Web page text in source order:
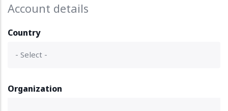
Account details
Country
Organization